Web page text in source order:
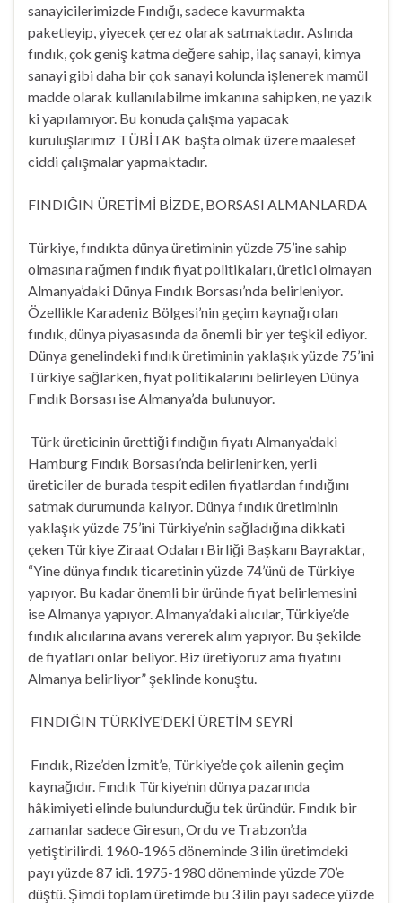
sanayicilerimizde Fındığı, sadece kavurmakta
paketleyip, yiyecek çerez olarak satmaktadır. Aslında
fındık, çok geniş katma değere sahip, ilaç sanayi, kimya
sanayi gibi daha bir çok sanayi kolunda işlenerek mamül
madde olarak kullanılabilme imkanına sahipken, ne yazık
ki yapılamıyor. Bu konuda çalışma yapacak
kuruluşlarımız TÜBİTAK başta olmak üzere maalesef
ciddi çalışmalar yapmaktadır.
FINDIĞIN ÜRETİMİ BİZDE, BORSASI ALMANLARDA
Türkiye, fındıkta dünya üretiminin yüzde 75’ine sahip
olmasına rağmen fındık fiyat politikaları, üretici olmayan
Almanya’daki Dünya Fındık Borsası’nda belirleniyor.
Özellikle Karadeniz Bölgesi’nin geçim kaynağı olan
fındık, dünya piyasasında da önemli bir yer teşkil ediyor.
Dünya genelindeki fındık üretiminin yaklaşık yüzde 75’ini
Türkiye sağlarken, fiyat politikalarını belirleyen Dünya
Fındık Borsası ise Almanya’da bulunuyor.
Türk üreticinin ürettiği fındığın fiyatı Almanya’daki
Hamburg Fındık Borsası’nda belirlenirken, yerli
üreticiler de burada tespit edilen fiyatlardan fındığını
satmak durumunda kalıyor. Dünya fındık üretiminin
yaklaşık yüzde 75’ini Türkiye’nin sağladığına dikkati
çeken Türkiye Ziraat Odaları Birliği Başkanı Bayraktar,
“Yine dünya fındık ticaretinin yüzde 74’ünü de Türkiye
yapıyor. Bu kadar önemli bir üründe fiyat belirlemesini
ise Almanya yapıyor. Almanya’daki alıcılar, Türkiye’de
fındık alıcılarına avans vererek alım yapıyor. Bu şekilde
de fiyatları onlar beliyor. Biz üretiyoruz ama fiyatını
Almanya belirliyor” şeklinde konuştu.
FINDIĞIN TÜRKİYE’DEKİ ÜRETİM SEYRİ
Fındık, Rize’den İzmit’e, Türkiye’de çok ailenin geçim
kaynağıdır. Fındık Türkiye’nin dünya pazarında
hâkimiyeti elinde bulundurduğu tek üründür. Fındık bir
zamanlar sadece Giresun, Ordu ve Trabzon’da
yetiştirilirdi. 1960-1965 döneminde 3 ilin üretimdeki
payı yüzde 87 idi. 1975-1980 döneminde yüzde 70’e
düştü. Şimdi toplam üretimde bu 3 ilin payı sadece yüzde